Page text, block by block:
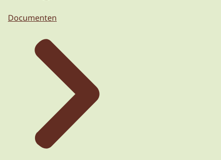
Documenten